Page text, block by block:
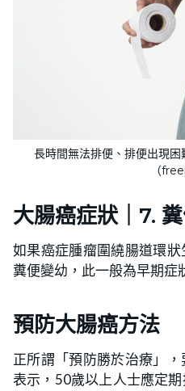
長時間無法排便、排便出現困
（
大腸癌症狀｜7.
如果癌症腫瘤圍繞腸道環
糞便變幼，此一般為早期症
預防大腸癌方法
正所謂「預防勝於治療」
表示，50歲以上人士應定